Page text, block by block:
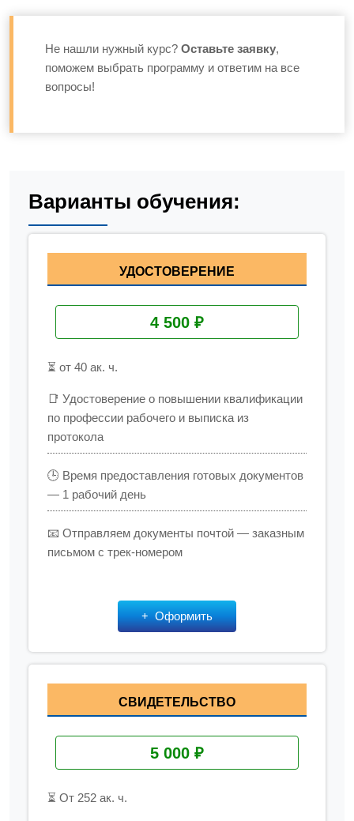
Не нашли нужный курс? Оставьте заявку,
поможем выбрать программу и ответим на все
вопросы!
Варианты обучения:
УДОСТОВЕРЕНИЕ
4 500 ₽
⏳ от 40 ак. ч.
📑 Удостоверение о повышении квалификации
по профессии рабочего и выписка из
протокола
🕒 Время предоставления готовых документов
— 1 рабочий день
📧 Отправляем документы почтой — заказным
письмом с трек-номером
Оформить
СВИДЕТЕЛЬСТВО
5 000 ₽
⏳ От 252 ак. ч.